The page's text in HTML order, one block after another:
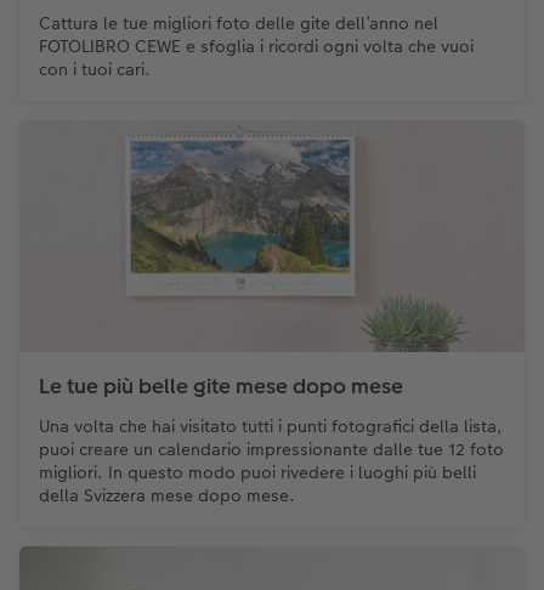
Cattura le tue migliori foto delle gite dell’anno nel
FOTOLIBRO CEWE e sfoglia i ricordi ogni volta che vuoi
con i tuoi cari.
Le tue più belle gite mese dopo mese
Una volta che hai visitato tutti i punti fotografici della lista,
puoi creare un calendario impressionante dalle tue 12 foto
migliori. In questo modo puoi rivedere i luoghi più belli
della Svizzera mese dopo mese.